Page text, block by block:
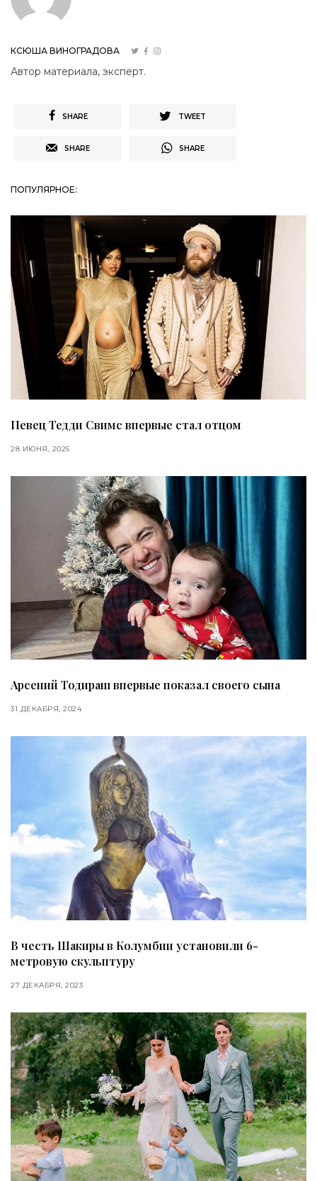
КСЮША ВИНОГРАДОВА
Автор материала, эксперт.
SHARE TWEET
SHARE SHARE
ПОПУЛЯРНОЕ:
Певец Тедди Свимс впервые стал отцом
28 ИЮНЯ, 2025
Арсений Тодираш впервые показал своего сына
31 ДЕКАБРЯ, 2024
В честь Шакиры в Колумбии установили 6-
метровую скульптуру
27 ДЕКАБРЯ, 2023